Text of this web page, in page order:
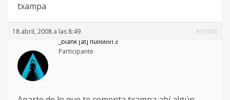
txampa
18 abril, 2008 a las 8:49
#15985
_blank [at] null66913
Participante